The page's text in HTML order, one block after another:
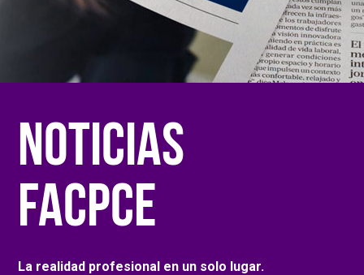
NOTICIAS
FACPCE
La realidad profesional en un solo lugar.